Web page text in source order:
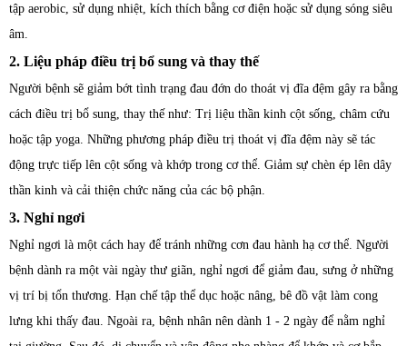
tập aerobic, sử dụng nhiệt, kích thích bằng cơ điện hoặc sử dụng sóng siêu
âm.
2. Liệu pháp điều trị bổ sung và thay thế
Người bệnh sẽ giảm bớt tình trạng đau đớn do thoát vị đĩa đệm gây ra bằng
cách điều trị bổ sung, thay thế như: Trị liệu thần kinh cột sống, châm cứu
hoặc tập yoga. Những phương pháp điều trị thoát vị đĩa đệm này sẽ tác
động trực tiếp lên cột sống và khớp trong cơ thể. Giảm sự chèn ép lên dây
thần kinh và cải thiện chức năng của các bộ phận.
3. Nghỉ ngơi
Nghỉ ngơi là một cách hay để tránh những cơn đau hành hạ cơ thể. Người
bệnh dành ra một vài ngày thư giãn, nghỉ ngơi để giảm đau, sưng ở những
vị trí bị tổn thương. Hạn chế tập thể dục hoặc nâng, bê đồ vật làm cong
lưng khi thấy đau. Ngoài ra, bệnh nhân nên dành 1 - 2 ngày để nằm nghỉ